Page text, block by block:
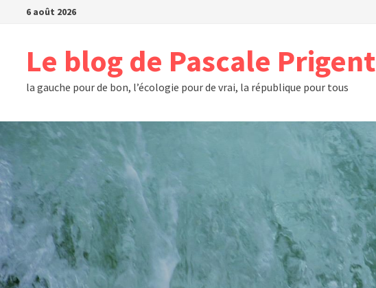
Passer6 août 2026
Le blog de Pascale Prigent
la gauche pour de bon, l’écologie pour de vrai, la république pour tous